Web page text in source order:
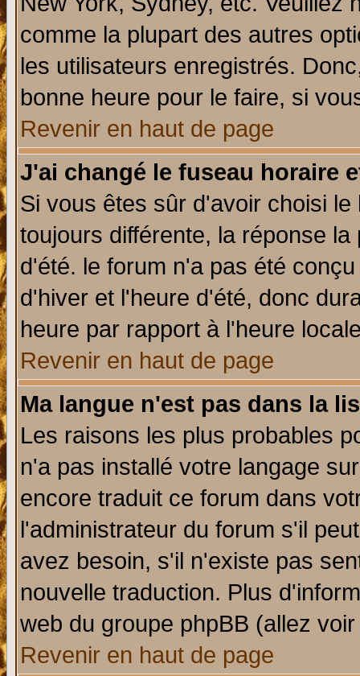
comme la plupart des autres
les utilisateurs enregistrés.
bonne heure pour le faire, si
Revenir en haut de page
J'ai changé le fuseau horaire
Si vous êtes sûr d'avoir choisi
toujours différente, la réponse
d'été. le forum n'a pas été
d'hiver et l'heure d'été, donc
heure par rapport à l'heure
Revenir en haut de page
Ma langue n'est pas dans la
Les raisons les plus probables
n'a pas installé votre langage
encore traduit ce forum dans
l'administrateur du forum s'il
avez besoin, s'il n'existe pas
nouvelle traduction. Plus
web du groupe phpBB (allez
Revenir en haut de page